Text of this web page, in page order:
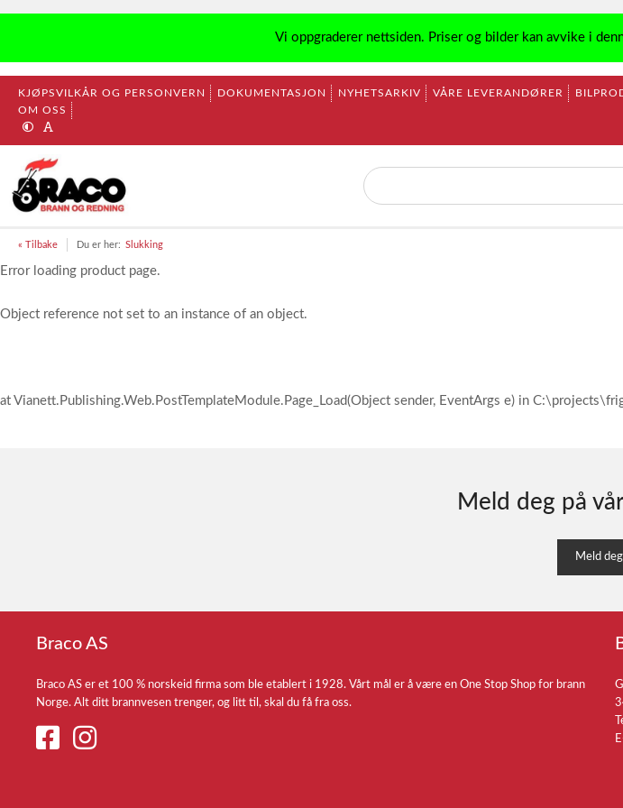
Vi oppgraderer nettsiden. Priser og bilder kan avvike i
KJØPSVILKÅR OG PERSONVERN DOKUMENTASJON NYHETSARKIV VÅRE LEVERANDØRER
OM OSS
« Tilbake Du er her: Slukking
Error loading product page.
Object reference not set to an instance of an object.
at Vianett.Publishing.Web.PostTemplateModule.Page_Load(Object sender, EventArgs e) in
Meld deg på
Meld
Braco AS
Braco AS er et 100 % norskeid firma som ble etablert i 1928. Vårt mål er å være en One Stop Shop for brann
Norge. Alt ditt brannvesen trenger, og litt til, skal du få fra oss.